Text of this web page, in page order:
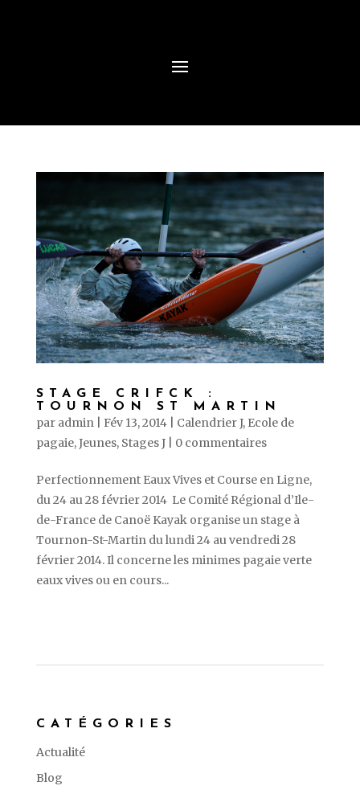
STAGE CRIFCK :
TOURNON ST MARTIN
par admin| Fév 13, 2014| Calendrier J, Ecole de
pagaie,Jeunes, Stages J| 0 commentaires
Perfectionnement Eaux Vives et Course en Ligne,
du 24 au 28 février 2014 Le Comité Régional d’Ile-
de-France de Canoë Kayak organise un stage à
Tournon-St-Martin du lundi 24 au vendredi 28
février 2014. Il concerne les minimes pagaie verte
eaux vives ou en cours...
CATÉGORIES
Actualité
Blog